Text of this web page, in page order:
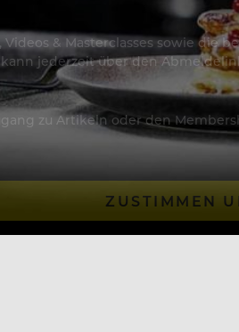
& Masterclasses sowie
jederzeit über den
zu Artikeln oder den
ZUSTIMMEN